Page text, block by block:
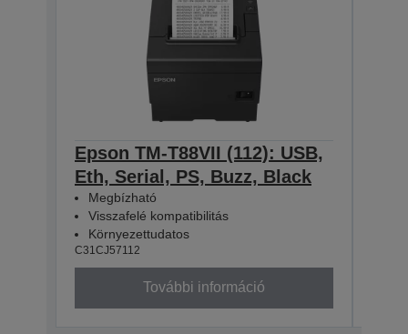
Epson TM-T88VII (112): USB,
Eth, Serial, PS, Buzz, Black
Megbízható
Visszafelé kompatibilitás
Környezettudatos
C31CJ57112
További információ